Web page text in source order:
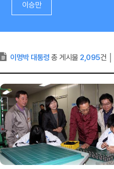
이승만
이명박 대통령 총 게시물 2,095건